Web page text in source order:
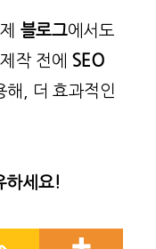
블로그에서도
작 전에 SEO
해, 더 효과적인
하세요!